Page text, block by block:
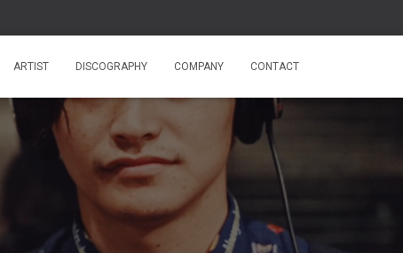
ARTIST DISCOGRAPHY COMPANY CONTACT